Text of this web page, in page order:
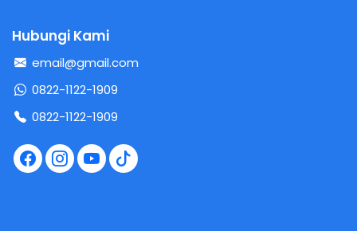
Hubungi Kami
email@gmail.com
0822-1122-1909
0822-1122-1909